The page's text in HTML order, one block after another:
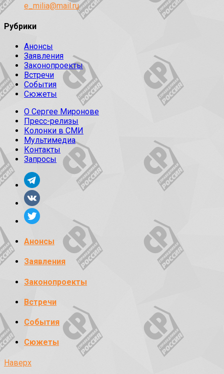
e_milia@mail.ru
Рубрики
Анонсы
Заявления
Законопроекты
Встречи
События
Сюжеты
О Сергее Миронове
Пресс-релизы
Колонки в СМИ
Мультимедиа
Контакты
Запросы
Анонсы
Заявления
Законопроекты
Встречи
События
Сюжеты
Наверх